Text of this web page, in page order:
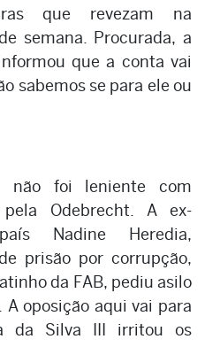
que revezam na
semana. Procurada, a
que a conta vai
sabemos se para ele ou
não foi leniente com
Odebrecht. A ex-
Nadine Heredia,
prisão por corrupção,
da FAB, pediu asilo
oposição aqui vai para
da Silva III irritou os